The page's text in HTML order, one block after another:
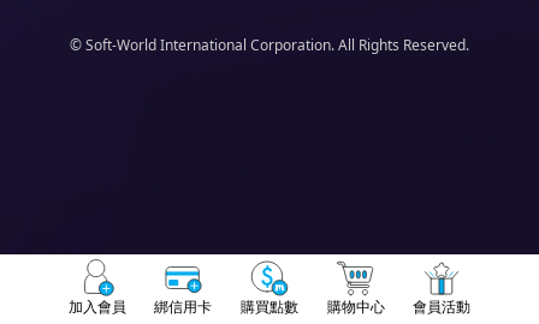
© Soft-World International Corporation. All Rights Reserved.
加入會員 綁信用卡 購買點數 購物中心 會員活動